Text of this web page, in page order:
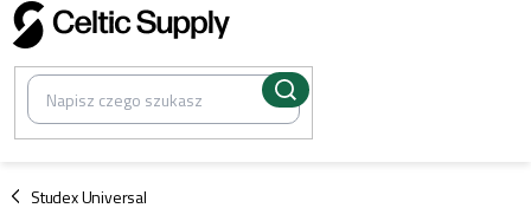
Przejść
do
treści
Studex Universal
/